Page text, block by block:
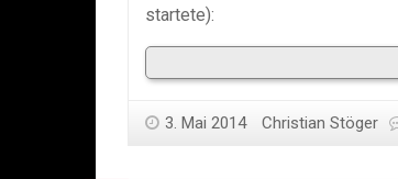
startete):
3. Mai 2014 Christian Stöger